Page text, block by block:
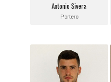
Antonio Sivera
Portero
Aarón Martín
Posición:
Defensa Lateral